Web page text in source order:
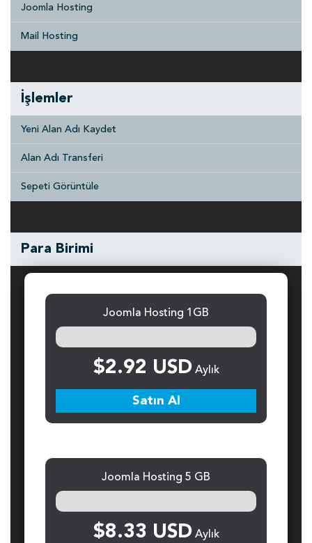
Joomla Hosting
Mail Hosting
İşlemler
Yeni Alan Adı Kaydet
Alan Adı Transferi
Sepeti Görüntüle
Para Birimi
Joomla Hosting 1GB
$2.92 USDAylık
Satın Al
Joomla Hosting 5 GB
$8.33 USDAylık